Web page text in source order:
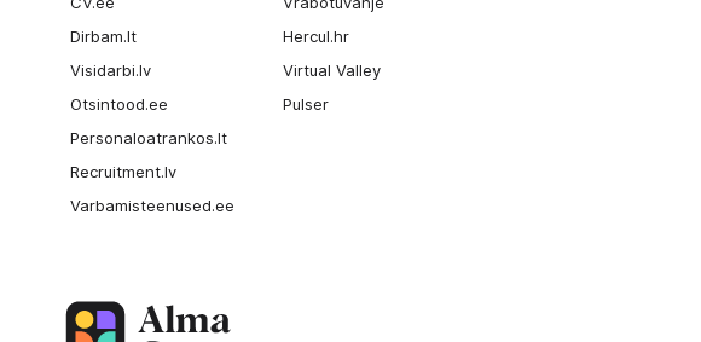
Dirbam.It
Visidarbi.lv
Otsintood.ee
Personaloatrankos.lt
Recruitment.lv
Varbamisteenused.ee
Hercul.hr
Virtual Valley
Pulser